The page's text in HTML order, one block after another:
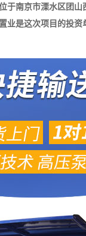
于南京市溧水区团
业是这次项目的投